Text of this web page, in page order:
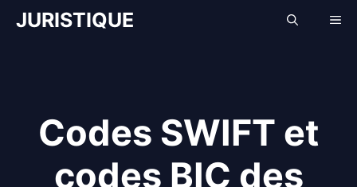
AllerJURISTIQUE
Codes SWIFT et
codes BIC des